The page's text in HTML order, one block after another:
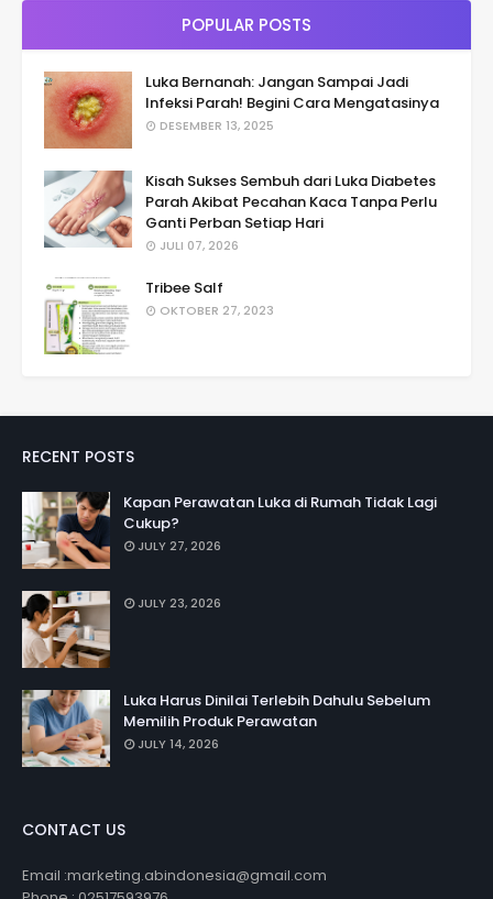
POPULAR POSTS
Luka Bernanah: Jangan Sampai Jadi
Infeksi Parah! Begini Cara Mengatasinya
DESEMBER 13, 2025
Kisah Sukses Sembuh dari Luka Diabetes
Parah Akibat Pecahan Kaca Tanpa Perlu
Ganti Perban Setiap Hari
JULI 07, 2026
Tribee Salf
OKTOBER 27, 2023
RECENT POSTS
Kapan Perawatan Luka di Rumah Tidak Lagi
Cukup?
JULY 27, 2026
JULY 23, 2026
Luka Harus Dinilai Terlebih Dahulu Sebelum
Memilih Produk Perawatan
JULY 14, 2026
CONTACT US
Email :marketing.abindonesia@gmail.com